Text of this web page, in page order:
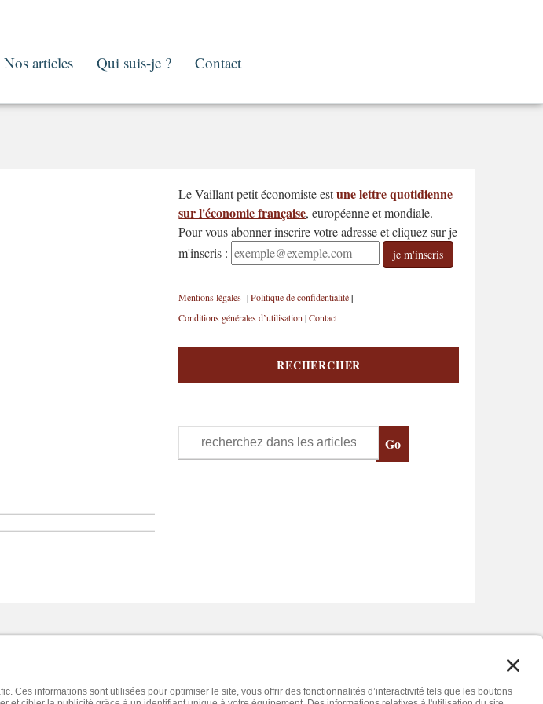
Nos articles Qui suis-je ? Contact
Le Vaillant petit économiste estune lettre quotidienne
sur l'économie française, européenne et mondiale.
Pour vous abonner inscrire votre adresse et cliquez sur je
m'inscris :
je m'inscris
Mentions légales |Politique de confidentialité|
Conditions générales d’utilisation|Contact
RECHERCHER